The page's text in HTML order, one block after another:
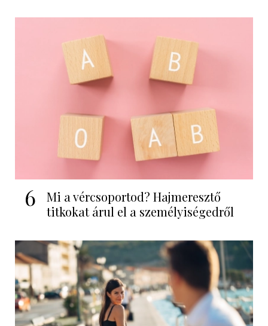
6
Mi a vércsoportod? Hajmeresztő
titkokat árul el a személyiségedről